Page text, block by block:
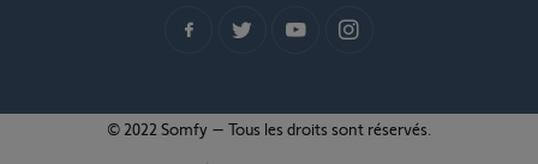
© 2022 Somfy – Tous les droits sont réservés.